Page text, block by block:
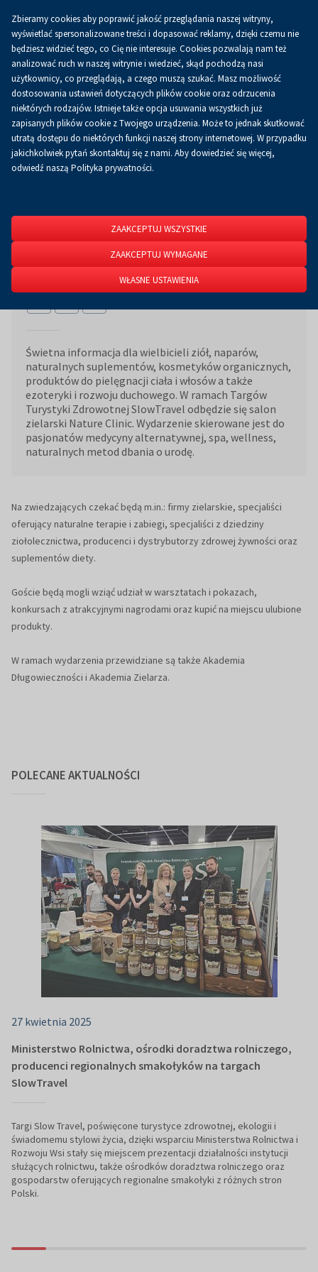
0.00 złKoszykPL
Strona główna O firmie Aktualności
Aktualności
Zielarskie atrakcje w ramach SlowTravel
13 lutego 2025
Świetna informacja dla wielbicieli ziół, naparów,
naturalnych suplementów, kosmetyków organicznych,
produktów do pielęgnacji ciała i włosów a także
ezoteryki i rozwoju duchowego. W ramach Targów
Turystyki Zdrowotnej SlowTravel odbędzie się salon
zielarski Nature Clinic. Wydarzenie skierowane jest do
pasjonatów medycyny alternatywnej, spa, wellness,
naturalnych metod dbania o urodę.
Na zwiedzających czekać będą m.in.: firmy zielarskie, specjaliści
oferujący naturalne terapie i zabiegi, specjaliści z dziedziny
ziołolecznictwa, producenci i dystrybutorzy zdrowej żywności oraz
suplementów diety.
Goście będą mogli wziąć udział w warsztatach i pokazach,
konkursach z atrakcyjnymi nagrodami oraz kupić na miejscu ulubione
produkty.
W ramach wydarzenia przewidziane są także Akademia
Długowieczności i Akademia Zielarza.
POLECANE AKTUALNOŚCI
27 kwietnia 2025
Ministerstwo Rolnictwa, ośrodki doradztwa rolniczego,
producenci regionalnych smakołyków na targach
SlowTravel
Targi Slow Travel, poświęcone turystyce zdrowotnej, ekologii i
świadomemu stylowi życia, dzięki wsparciu Ministerstwa Rolnictwa i
Rozwoju Wsi stały się miejscem prezentacji działalności instytucji
służących rolnictwu, także ośrodków doradztwa rolniczego oraz
gospodarstw oferujących regionalne smakołyki z różnych stron
Polski.
Zbieramy cookies aby poprawić jakość przeglądania naszej witryny,
wyświetlać spersonalizowane treści i dopasować reklamy, dzięki czemu nie
będziesz widzieć tego, co Cię nie interesuje. Cookies pozwalają nam też
analizować ruch w naszej witrynie i wiedzieć, skąd pochodzą nasi
użytkownicy, co przeglądają, a czego muszą szukać. Masz możliwość
dostosowania ustawień dotyczących plików cookie oraz odrzucenia
niektórych rodzajów. Istnieje także opcja usuwania wszystkich już
zapisanych plików cookie z Twojego urządzenia. Może to jednak skutkować
utratą dostępu do niektórych funkcji naszej strony internetowej. W przypadku
jakichkolwiek pytań skontaktuj się z nami. Aby dowiedzieć się więcej,
odwiedź naszą Polityka prywatności.
ZAAKCEPTUJ WSZYSTKIE
ZAAKCEPTUJ WYMAGANE
WŁASNE USTAWIENIA